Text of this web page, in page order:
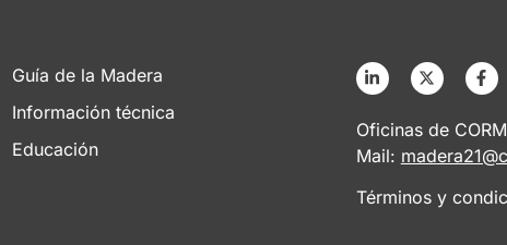
Guía de la Madera
Información técnica
Educación
Oficinas de
Mail:
Términos y